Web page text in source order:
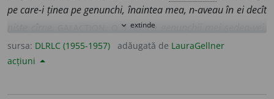
pe care-i ținea pe genunchi, înaintea mea, n-aveau în ei decît
GALACTION, O. I 88.Pe genunchii mei ședea-vei,
Vom fi singuri-singurei. EMINESCU, O.I 75. ◊Expr.
genunchii la gură
da) în genunchi (înainteasaudinainteacuiva) = a se
expand_more extinde
sursa: DLRLC (1955-1957) adăugată de LauraGellner
acțiuni